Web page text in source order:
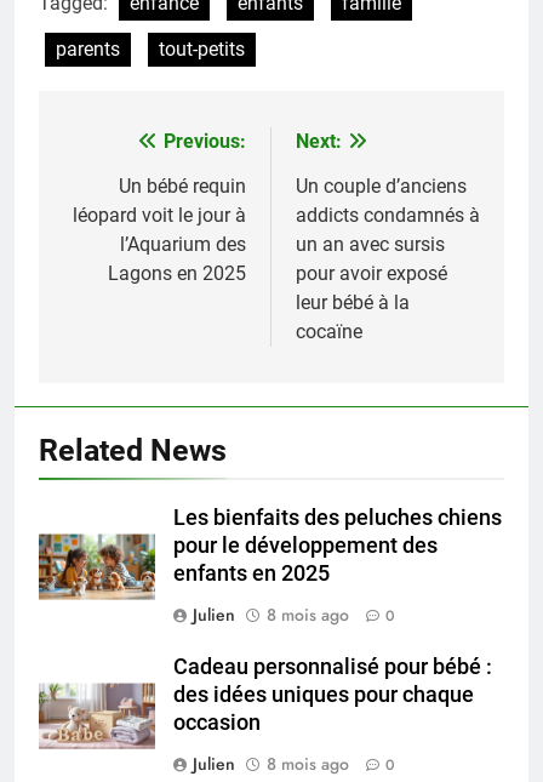
parents
tout-petits
Navigation
l’article
Previous:
Un bébé requin
léopard voit le jour à
l’Aquarium des
Lagons en 2025
Next:
Un couple d’anciens
addicts condamnés à
un an avec sursis
pour avoir exposé
leur bébé à la
cocaïne
Related News
Les bienfaits des peluches chiens
pour le développement des
enfants en 2025
Julien
8 mois ago 0
Cadeau personnalisé pour bébé :
des idées uniques pour chaque
occasion
Julien
8 mois ago 0